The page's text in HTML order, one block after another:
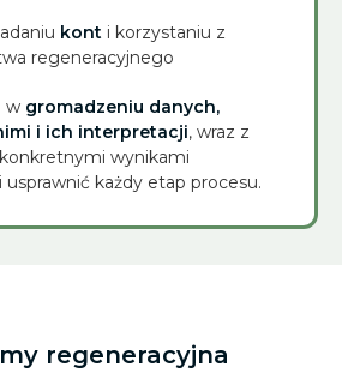
kont i korzystaniu z
regeneracyjnego
w gromadzeniu danych,
i ich interpretacji, wraz z
wynikami
każdy etap procesu.
regeneracyjna